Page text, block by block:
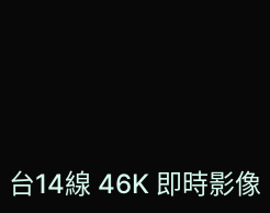
台14線 46K 即時影像